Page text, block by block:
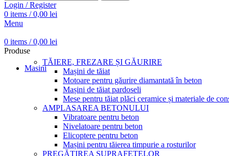
Login / Register
0 items / 0,00 lei
Menu
0 items / 0,00 lei
Produse
Masini
TĂIERE, FREZARE ȘI GĂURIRE
Mașini de tăiat
Motoare pentru găurire diamantată în beton
Mașini de tăiat pardoseli
Mese pentru tăiat plăci ceramice și materiale de
AMPLASAREA BETONULUI
Vibratoare pentru beton
Nivelatoare pentru beton
Elicoptere pentru beton
Mașini pentru tăierea timpurie a rosturilor
PREGĂTIREA SUPRAFEȚELOR